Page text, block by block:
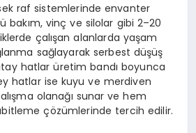
raf sistemlerinde envanter
bakım, vinç ve silolar gibi 2–20
çalışan alanlarda yaşam
sağlayarak serbest düşüş
hatlar üretim bandı boyunca
hatlar ise kuyu ve merdiven
olanağı sunar ve hem
çözümlerinde tercih edilir.